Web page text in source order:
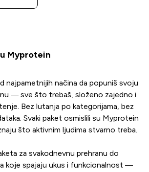
Myprotein
najpametnijih načina da popuniš svoju
— sve što trebaš, složeno zajedno i
Bez lutanja po kategorijama, bez
Svaki paket osmislili su Myprotein
što aktivnim ljudima stvarno treba.
za svakodnevnu prehranu do
koje spajaju ukus i funkcionalnost —